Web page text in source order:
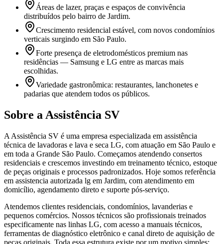
Áreas de lazer, praças e espaços de convivência
distribuídos pelo bairro de Jardim.
Crescimento residencial estável, com novos condomínios
verticais surgindo em São Paulo.
Forte presença de eletrodomésticos premium nas
residências — Samsung e LG entre as marcas mais
escolhidas.
Variedade gastronômica: restaurantes, lanchonetes e
padarias que atendem todos os públicos.
Sobre a Assistência SV
A Assistência SV é uma empresa especializada em assistência
técnica de lavadoras e lava e seca LG, com atuação em São Paulo e
em toda a Grande São Paulo. Começamos atendendo consertos
residenciais e crescemos investindo em treinamento técnico, estoque
de peças originais e processos padronizados. Hoje somos referência
em assistencia autorizada lg em Jardim, com atendimento em
domicílio, agendamento direto e suporte pós-serviço.
Atendemos clientes residenciais, condomínios, lavanderias e
pequenos comércios. Nossos técnicos são profissionais treinados
especificamente nas linhas LG, com acesso a manuais técnicos,
ferramentas de diagnóstico eletrônico e canal direto de aquisição de
peças originais. Toda essa estrutura existe por um motivo simples: